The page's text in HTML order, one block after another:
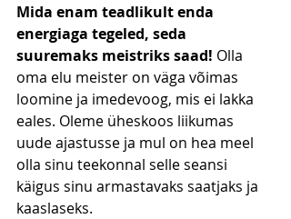
Mida enam teadlikult enda
energiaga tegeled, seda
suuremaks meistriks saad! Olla
oma elu meister on väga võimas
loomine ja imedevoog, mis ei lakka
eales. Oleme üheskoos liikumas
uude ajastusse ja mul on hea meel
olla sinu teekonnal selle seansi
käigus sinu armastavaks saatjaks ja
kaaslaseks.